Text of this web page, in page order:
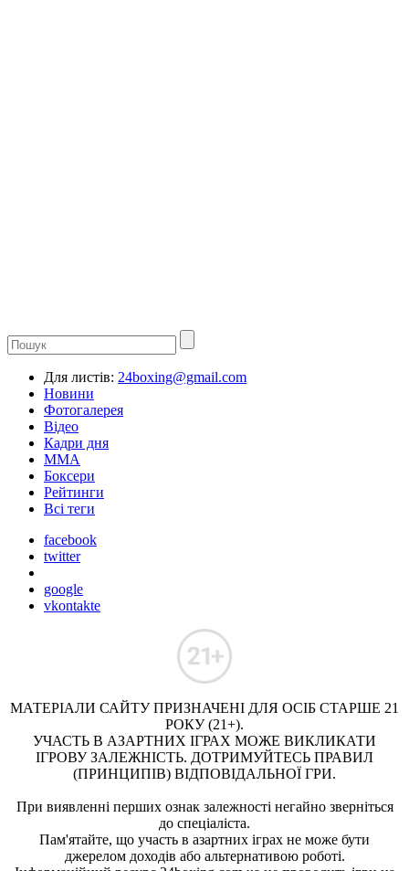
Для листів: 24boxing@gmail.com
Новини
Фотогалерея
Відео
Кадри дня
ММА
Боксери
Рейтинги
Всі теги
facebook
twitter
google
vkontakte
МАТЕРІАЛИ САЙТУ ПРИЗНАЧЕНІ ДЛЯ ОСІБ СТАРШЕ 21
РОКУ (21+).
УЧАСТЬ В АЗАРТНИХ ІГРАХ МОЖЕ ВИКЛИКАТИ
ІГРОВУ ЗАЛЕЖНІСТЬ. ДОТРИМУЙТЕСЬ ПРАВИЛ
(ПРИНЦИПІВ) ВІДПОВІДАЛЬНОЇ ГРИ.
При виявленні перших ознак залежності негайно зверніться
до спеціаліста.
Пам'ятайте, що участь в азартних іграх не може бути
джерелом доходів або альтернативою роботі.